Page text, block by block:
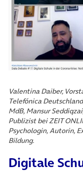
Valentina Daiber,
Telefónica
MdB, Mansur
Publizist bei ZEIT
Psychologin, Autorin,
Bildung.
Digitale